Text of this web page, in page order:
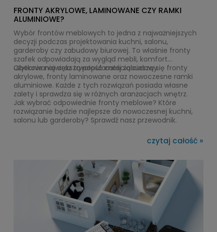
FRONTY AKRYLOWE, LAMINOWANE CZY RAMKI
ALUMINIOWE?
Wybór frontów meblowych to jedna z najważniejszych
decyzji podczas projektowania kuchni, salonu,
garderoby czy zabudowy biurowej. To właśnie fronty
szafek odpowiadają za wygląd mebli, komfort
użytkowania oraz trwałość całej zabudowy.
Obecnie największą popularnością cieszą się fronty
akrylowe, fronty laminowane oraz nowoczesne ramki
aluminiowe. Każde z tych rozwiązań posiada własne
zalety i sprawdza się w różnych aranżacjach wnętrz.
Jak wybrać odpowiednie fronty meblowe? Które
rozwiązanie będzie najlepsze do nowoczesnej kuchni,
salonu lub garderoby? Sprawdź nasz przewodnik.
czytaj całość »